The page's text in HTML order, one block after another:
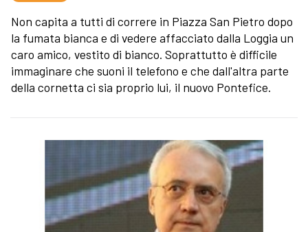
Non capita a tutti di correre in Piazza San Pietro dopo
la fumata bianca e di vedere affacciato dalla Loggia un
caro amico, vestito di bianco. Soprattutto è difficile
immaginare che suoni il telefono e che dall'altra parte
della cornetta ci sia proprio lui, il nuovo Pontefice.